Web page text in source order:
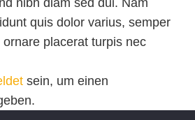
nibh diam sed dui. Nam
quis dolor varius, semper
placerat turpis nec
sein, um einen